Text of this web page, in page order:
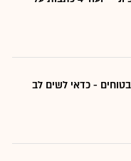
- כדאי לשים לב